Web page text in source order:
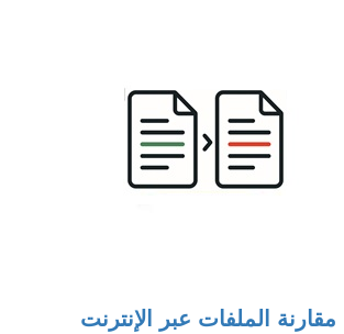
مقارنة الملفات عبر الإنترنت